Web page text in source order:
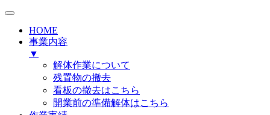
HOME
事業内容
▼
解体作業について
残置物の撤去
看板の撤去はこちら
開業前の準備解体はこちら